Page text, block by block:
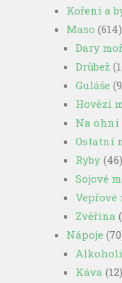
Koření a
Maso (614)
Dary
Drůbež
Guláše
Hovězí
Na
Ostatní
Ryby (46)
Sojové
Vepřové
Zvěřina
Nápoje
Káva (12)